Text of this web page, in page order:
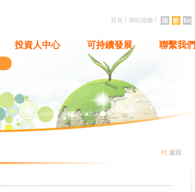
首頁 網站地圖
投資人中心 可持續發展 聯繫我們
返回